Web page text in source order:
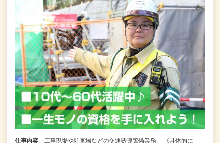
仕事内容 工事現場や駐車場などの交通誘導警備業務。 《具体的に